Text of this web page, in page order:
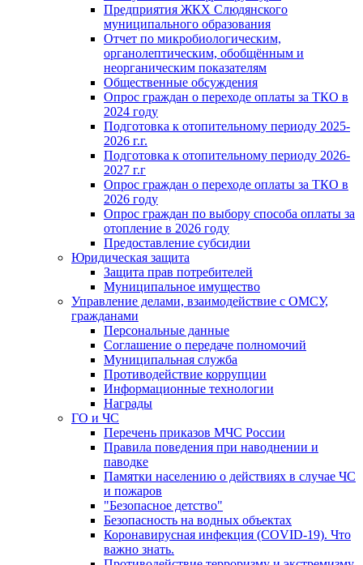
Предприятия ЖКХ Слюдянского
муниципального образования
Отчет по микробиологическим,
органолептическим, обобщённым и
неорганическим показателям
Общественные обсуждения
Опрос граждан о переходе оплаты за ТКО в
2024 году
Подготовка к отопительному периоду 2025-
2026 г.г.
Подготовка к отопительному периоду 2026-
2027 г.г
Опрос граждан о переходе оплаты за ТКО в
2026 году
Опрос граждан по выбору способа оплаты за
отопление в 2026 году
Предоставление субсидии
Юридическая защита
Защита прав потребителей
Муниципальное имущество
Управление делами, взаимодействие с ОМСУ,
гражданами
Персональные данные
Соглашение о передаче полномочий
Муниципальная служба
Противодействие коррупции
Информационные технологии
Награды
ГО и ЧС
Перечень приказов МЧС России
Правила поведения при наводнении и
паводке
Памятки населению о действиях в случае ЧС
и пожаров
"Безопасное детство"
Безопасность на водных объектах
Коронавирусная инфекция (COVID-19). Что
важно знать.